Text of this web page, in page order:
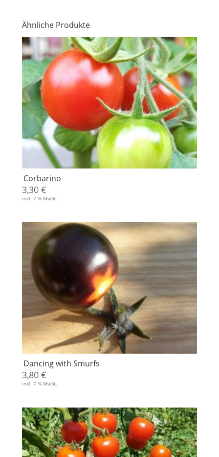
Ähnliche Produkte
Corbarino
3,30 €
inkl. 7 % MwSt.
Dancing with Smurfs
3,80 €
inkl. 7 % MwSt.